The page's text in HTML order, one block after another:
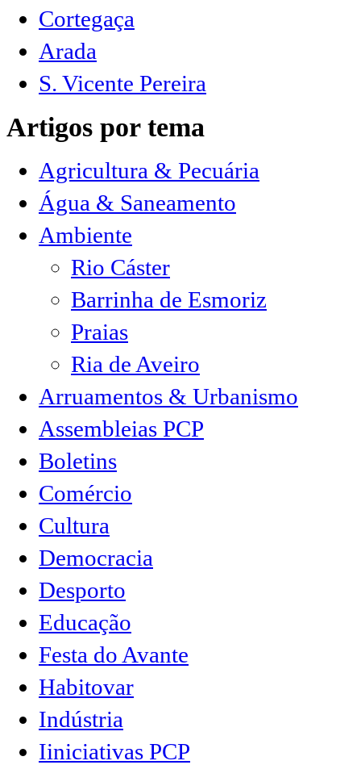
Cortegaça
Arada
S. Vicente Pereira
Artigos por tema
Agricultura & Pecuária
Água & Saneamento
Ambiente
Rio Cáster
Barrinha de Esmoriz
Praias
Ria de Aveiro
Arruamentos & Urbanismo
Assembleias PCP
Boletins
Comércio
Cultura
Democracia
Desporto
Educação
Festa do Avante
Habitovar
Indústria
Iiniciativas PCP